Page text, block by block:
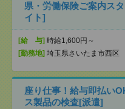
県・労働保険ご案内ス
イト]
[給 与] 時給1,600円～
[勤務地] 埼玉県さいたま市西区
座り仕事！給与即払い
ス製品の検査[派遣]